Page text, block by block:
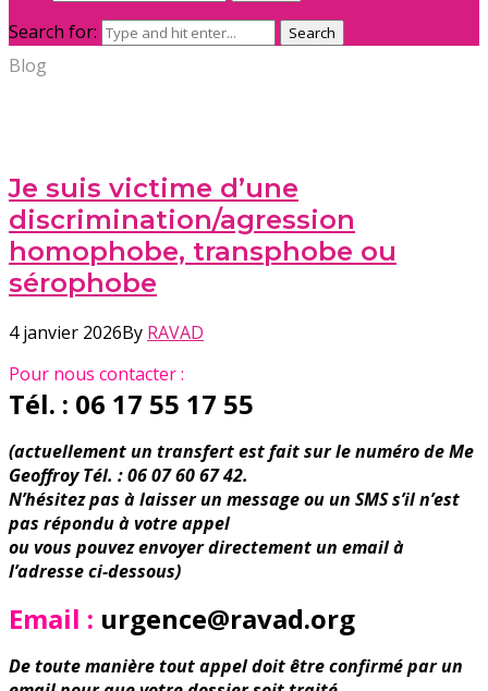
Search for: Search
Blog
Je suis victime d’une
discrimination/agression
homophobe, transphobe ou
sérophobe
4 janvier 2026By RAVAD
Pour nous contacter :
Tél. : 06 17 55 17 55
(actuellement un transfert est fait sur le numéro de Me
Geoffroy Tél. : 06 07 60 67 42.
N’hésitez pas à laisser un message ou un SMS s’il n’est
pas répondu à votre appel
ou vous pouvez envoyer directement un email à
l’adresse ci-dessous)
Email : urgence@ravad.org
De toute manière tout appel doit être confirmé par un